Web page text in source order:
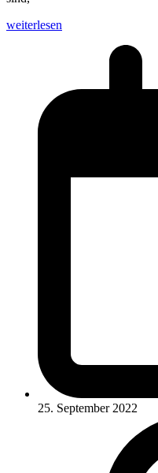
weiterlesen
25. September 2022